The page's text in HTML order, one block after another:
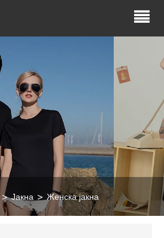
Јакна Женска јакна